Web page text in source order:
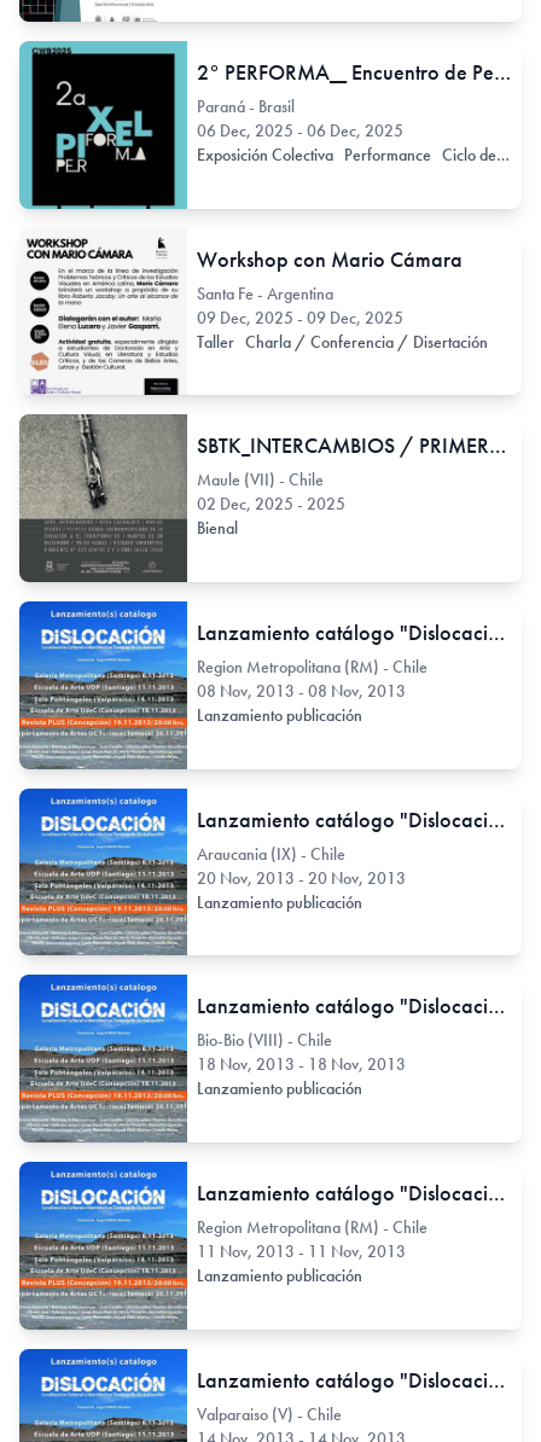
2° PERFORMA__ Encuentro de Performances CWB 2025, en la edición “Latinofuturismo: entre cuerpos y germinaciones”.
Paraná - Brasil
06 Dec, 2025 - 06 Dec, 2025
Exposición Colectiva Performance Ciclo de Video Arte
Workshop con Mario Cámara
Santa Fe - Argentina
09 Dec, 2025 - 09 Dec, 2025
Taller Charla / Conferencia / Disertación
SBTK_INTERCAMBIOS / PRIMERA BIENAL IBEROAMERICANA DE LA CREACIÓN & EL TERRITORIO presenta MESA CACHALOTE
Maule (VII) - Chile
02 Dec, 2025 - 2025
Bienal
Lanzamiento catálogo "Dislocación" en Galería Metropolitana.
Region Metropolitana (RM) - Chile
08 Nov, 2013 - 08 Nov, 2013
Lanzamiento publicación
Lanzamiento catálogo "Dislocación" en Departamento de Artes UC Temuco
Araucania (IX) - Chile
20 Nov, 2013 - 20 Nov, 2013
Lanzamiento publicación
Lanzamiento catálogo "Dislocación" en Escuela de Arte UdeC
Bio-Bio (VIII) - Chile
18 Nov, 2013 - 18 Nov, 2013
Lanzamiento publicación
Lanzamiento catálogo "Dislocación" en la Escuela de Arte UDP
Region Metropolitana (RM) - Chile
11 Nov, 2013 - 11 Nov, 2013
Lanzamiento publicación
Lanzamiento catálogo "Dislocación" en Sala Puntángeles
Valparaiso (V) - Chile